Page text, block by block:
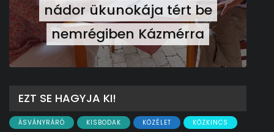
nádor ükunokája tért be
nemrégiben Kázmérra
EZT SE HAGYJA KI!
ÁSVÁNYRÁRÓ KISBODAK KÖZÉLET KÖZKINCS